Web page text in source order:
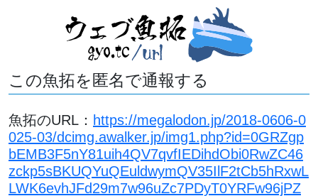
この魚拓を匿名で通報する
魚拓のURL： https://megalodon.jp/2018-0606-0
025-03/dcimg.awalker.jp/img1.php?id=0GRZgp
bEMB3F5nY81uih4QV7qvfIEDihdObi0RwZC46
zckp5sBKUQYuQEuldwymQV35IlF2tCb5hRxwL
LWK6evhJFd29m7w96uZc7PDyT0YRFw96jPZ